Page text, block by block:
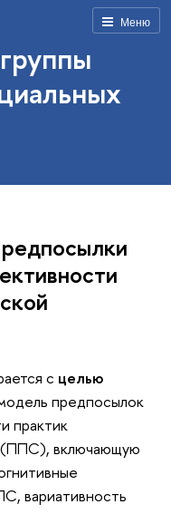
Меню
с целью
предпосылок
практик
(ППС), включающую
вариативность